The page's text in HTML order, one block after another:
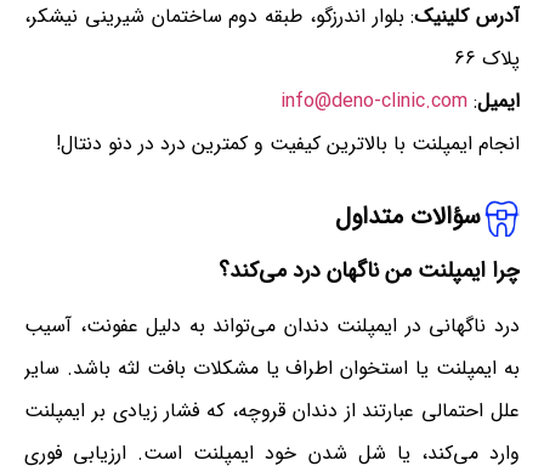
آدرس کلینیک: بلوار اندرزگو، طبقه دوم ساختمان شیرینی نیشکر،
پلاک ۶۶
ایمیل:
info@deno-clinic.com
انجام ایمپلنت با بالاترین کیفیت و کمترین درد در دنو دنتال!
سؤالات متداول
چرا ایمپلنت من ناگهان درد می‌کند؟
درد ناگهانی در ایمپلنت دندان می‌تواند به دلیل عفونت، آسیب
به ایمپلنت یا استخوان اطراف یا مشکلات بافت لثه باشد. سایر
علل احتمالی عبارتند از دندان قروچه، که فشار زیادی بر ایمپلنت
وارد می‌کند، یا شل شدن خود ایمپلنت است. ارزیابی فوری